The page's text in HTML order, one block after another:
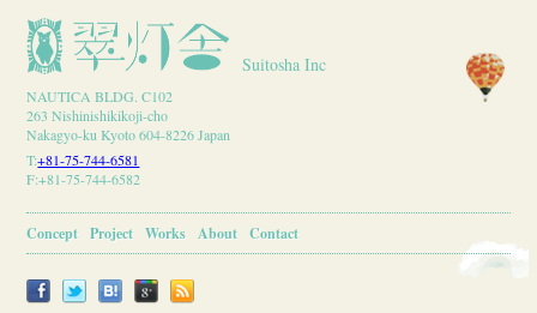
Suitosha Inc
NAUTICA BLDG. C102
263 Nishinishikikoji-cho
Nakagyo-ku Kyoto 604-8226 Japan
T:+81-75-744-6581
F:+81-75-744-6582
Concept Project Works About Contact